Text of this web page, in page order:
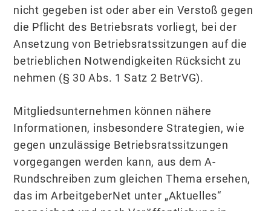
nicht gegeben ist oder aber ein Verstoß gegen
die Pflicht des Betriebsrats vorliegt, bei der
Ansetzung von Betriebsratssitzungen auf die
betrieblichen Notwendigkeiten Rücksicht zu
nehmen (§ 30 Abs. 1 Satz 2 BetrVG).
Mitgliedsunternehmen können nähere
Informationen, insbesondere Strategien, wie
gegen unzulässige Betriebsratssitzungen
vorgegangen werden kann, aus dem A-
Rundschreiben zum gleichen Thema ersehen,
das im ArbeitgeberNet unter „Aktuelles“